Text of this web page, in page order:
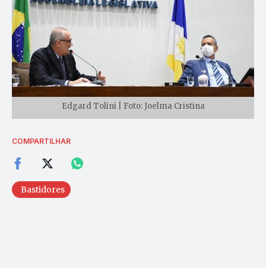
Edgard Tolini | Foto: Joelma Cristina
COMPARTILHAR
Bastidores